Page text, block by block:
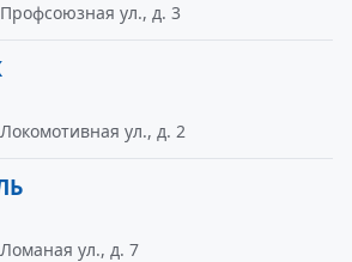
ул., д. 3
ул., д. 2
ул., д. 7